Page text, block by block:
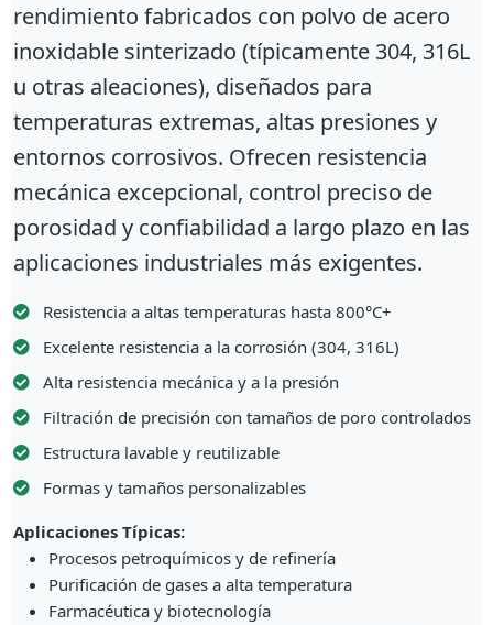
rendimiento fabricados con polvo de acero
inoxidable sinterizado (típicamente 304, 316L
u otras aleaciones), diseñados para
temperaturas extremas, altas presiones y
entornos corrosivos. Ofrecen resistencia
mecánica excepcional, control preciso de
porosidad y confiabilidad a largo plazo en las
aplicaciones industriales más exigentes.
Resistencia a altas temperaturas hasta 800°C+
Excelente resistencia a la corrosión (304, 316L)
Alta resistencia mecánica y a la presión
Filtración de precisión con tamaños de poro controlados
Estructura lavable y reutilizable
Formas y tamaños personalizables
Aplicaciones Típicas:
Procesos petroquímicos y de refinería
Purificación de gases a alta temperatura
Farmacéutica y biotecnología